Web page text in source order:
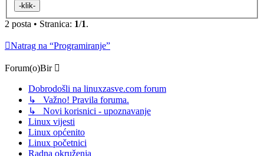
2 posta • Stranica: 1/1.
Natrag na “Programiranje”
Forum(o)Bir
Dobrodošli na linuxzasve.com forum
↳ Važno! Pravila foruma.
↳ Novi korisnici - upoznavanje
Linux vijesti
Linux općenito
Linux početnici
Radna okruženja